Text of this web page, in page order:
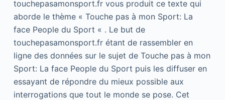
touchepasamonsport.fr vous produit ce texte qui
aborde le thème « Touche pas à mon Sport: La
face People du Sport « . Le but de
touchepasamonsport.fr étant de rassembler en
ligne des données sur le sujet de Touche pas à mon
Sport: La face People du Sport puis les diffuser en
essayant de répondre du mieux possible aux
interrogations que tout le monde se pose. Cet